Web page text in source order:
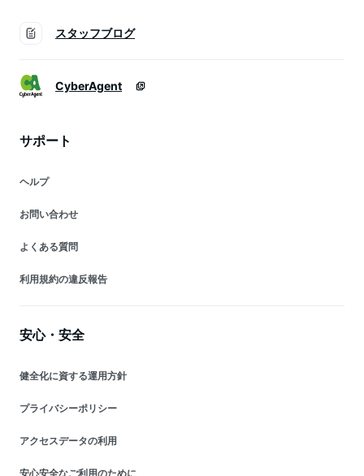
スタッフブログ
CyberAgent
サポート
ヘルプ
お問い合わせ
よくある質問
利用規約の違反報告
安心・安全
健全化に資する運用方針
プライバシーポリシー
アクセスデータの利用
安心安全なご利用のために